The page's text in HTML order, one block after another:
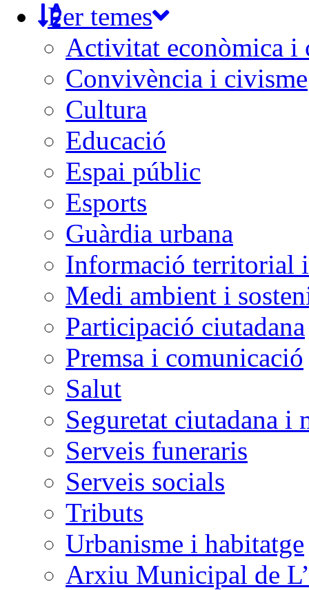
Per temes
Activitat econòmica i
Convivència i civisme
Cultura
Educació
Espai públic
Esports
Guàrdia urbana
Informació territorial
Medi ambient i
Participació ciutadana
Premsa i comunicació
Salut
Seguretat ciutadana i
Serveis funeraris
Serveis socials
Tributs
Urbanisme i habitatge
Arxiu Municipal de